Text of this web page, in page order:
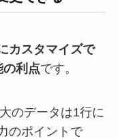
カスタマイズで
利点です。
のデータは1行に
のポイントで